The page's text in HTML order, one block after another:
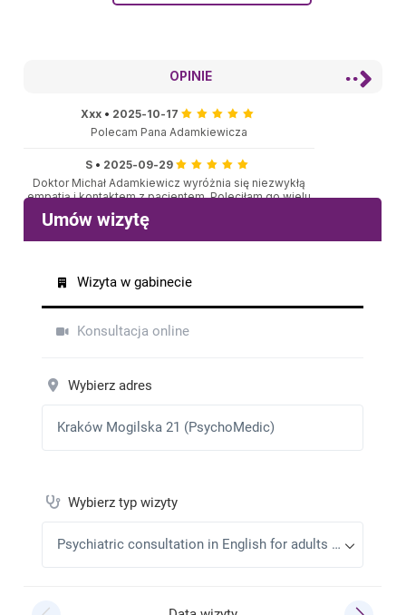
OPINIE
Xxx • 2025-10-17
Polecam Pana Adamkiewicza
S • 2025-09-29
Doktor Michał Adamkiewicz wyróżnia się niezwykłą
empatią i kontaktem z pacjentem. Poleciłam go wielu
osobom i w trudnych momentach życia sama do
niego wracam.
Très bon docteur, à l'écoute et surtout très bon
conseils.
Zdecydowanie polecam wszystkim tego lekarza.
Bardzo miły i fachowy lekarz.Poświęca pacjentowi
odpowiednio dużo czasu. Słucha i wyciąga wnioski.
Agnieszka•2025-08-18
Piotr
2025-08-07
Super polecam•2025-07-31